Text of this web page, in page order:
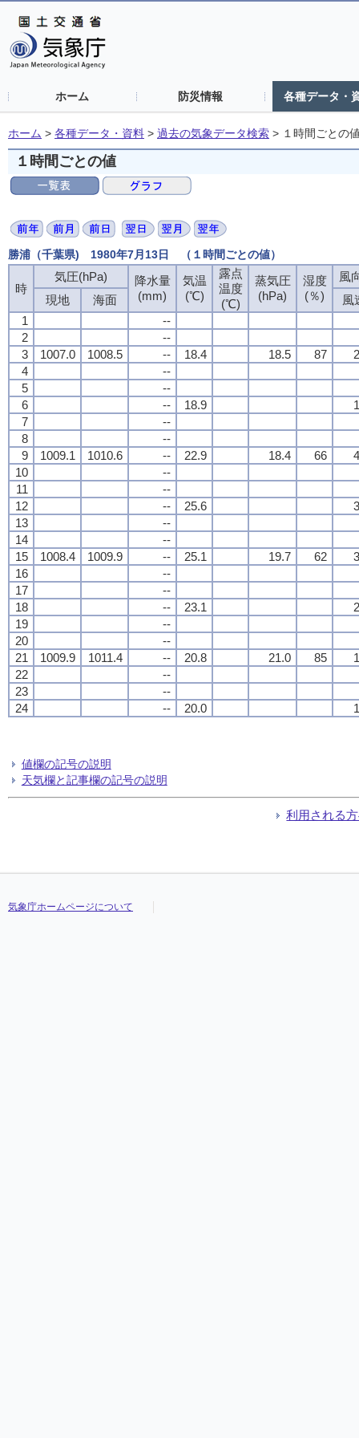
ホーム 防災情報 各種データ・
ホーム > 各種データ・資料 > 過去の気象データ検索 > １時間ごとの
１時間ごとの値
勝浦（千葉県) 1980年7月13日 （１時間ごとの値）
時
気圧(hPa)
降水量
(mm)
気温
(℃)
露点
温度
(℃)
蒸気圧
(hPa)
湿度
(％)
風
現地
海面
風
1
--
2
--
3
1007.0 1008.5 -- 18.4 18.5 87
4
--
5
--
6
-- 18.9
7
--
8
--
9
1009.1 1010.6 -- 22.9 18.4 66
10
--
11
--
12
-- 25.6
13
--
14
--
15
1008.4 1009.9 -- 25.1 19.7 62
16
--
17
--
18
-- 23.1
19
--
20
--
21
1009.9 1011.4 -- 20.8 21.0 85
22
--
23
--
24
-- 20.0
値欄の記号の説明
天気欄と記事欄の記号の説明
利用される
気象庁ホームページについて